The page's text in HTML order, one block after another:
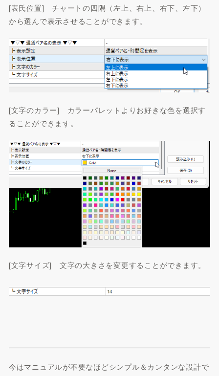
[表氏位置] チャートの四隅（左上、右上、右下、左下）
から選んで表示させることができます。
[文字のカラー] カラーパレットよりお好きな色を選択す
ることができます。
[文字サイズ] 文字の大きさを変更することができます。
今はマニュアルが不要なほどシンプル＆カンタンな設計で